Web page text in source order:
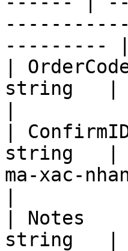
--------- |
|
string   |
|
string   |
ma-xac-
|
string   |